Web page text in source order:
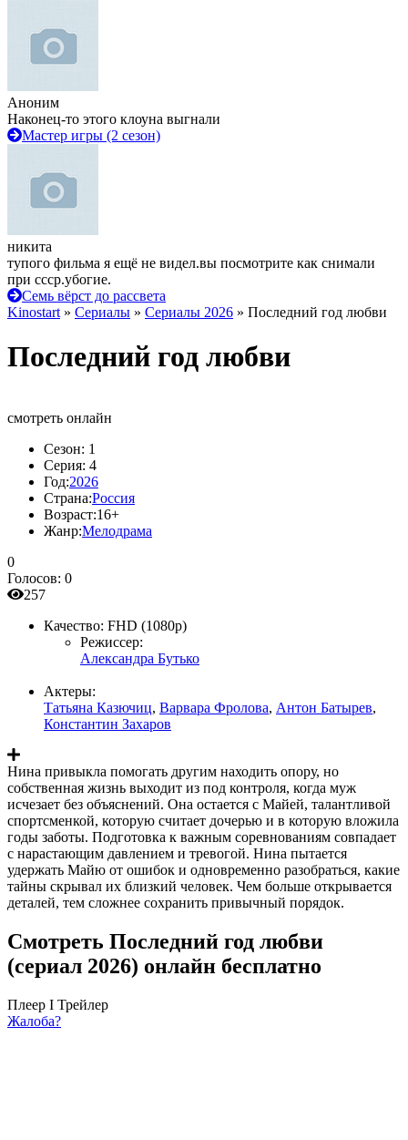
Аноним
Наконец-то этого клоуна выгнали
Мастер игры (2 сезон)
никита
тупого фильма я ещё не видел.вы посмотрите как снимали
при ссср.убогие.
Семь вёрст до рассвета
Kinostart » Сериалы » Сериалы 2026 » Последний год любви
Последний год любви
смотреть онлайн
Сезон: 1
Серия: 4
Год:2026
Страна:Россия
Возраст:16+
Жанр:Мелодрама
0
Голосов: 0
257
Качество: FHD (1080p)
Режиссер:
Александра Бутько
Актеры:
Татьяна Казючиц, Варвара Фролова, Антон Батырев,
Константин Захаров
Нина привыкла помогать другим находить опору, но
собственная жизнь выходит из под контроля, когда муж
исчезает без объяснений. Она остается с Майей, талантливой
спортсменкой, которую считает дочерью и в которую вложила
годы заботы. Подготовка к важным соревнованиям совпадает
с нарастающим давлением и тревогой. Нина пытается
удержать Майю от ошибок и одновременно разобраться, какие
тайны скрывал их близкий человек. Чем больше открывается
деталей, тем сложнее сохранить привычный порядок.
Смотреть Последний год любви
(сериал 2026) онлайн бесплатно
Плеер I Трейлер
Жалоба?